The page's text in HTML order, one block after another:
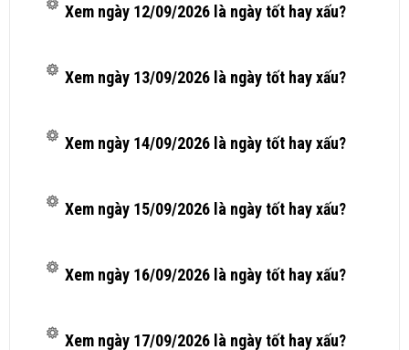
Xem ngày 12/09/2026 là ngày tốt hay xấu?
Xem ngày 13/09/2026 là ngày tốt hay xấu?
Xem ngày 14/09/2026 là ngày tốt hay xấu?
Xem ngày 15/09/2026 là ngày tốt hay xấu?
Xem ngày 16/09/2026 là ngày tốt hay xấu?
Xem ngày 17/09/2026 là ngày tốt hay xấu?